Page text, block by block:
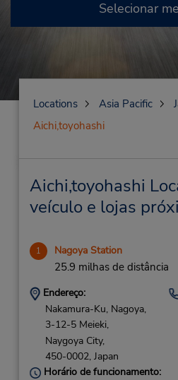
Selecionar
Locations Asia Pacific
Aichi,toyohashi
Aichi,toyohashi
veículo e lojas
1 Nagoya Station
25.9 milhas de distância
Endereço:
Nakamura-Ku, Nagoya,
3-12-5 Meieki,
Naygoya City,
450-0002, Japan
Horário de funcionamento: